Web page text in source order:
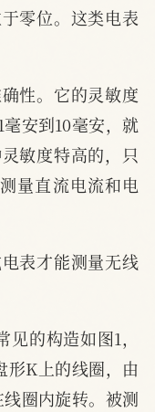
零位。这类电表
性。它的灵敏度
安到10毫安，就
敏度特高的，只
量直流电流和电
表才能测量无线
的构造如图1，
形K上的线圈，由
圈内旋转。被测